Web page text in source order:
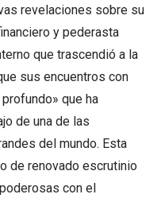
revelaciones sobre su
y pederasta
que trascendió a la
sus encuentros con
que ha
de una de las
del mundo. Esta
de renovado escrutinio
con el